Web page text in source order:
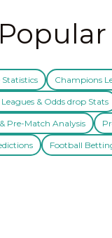
Champions
& Odds drop Stats
Pre-Match Analysis
Football